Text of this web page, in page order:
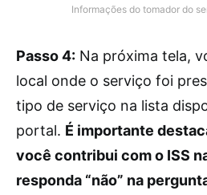
Informações do tomador do
Passo 4: Na próxima tela,
local onde o serviço foi
tipo de serviço na lista
portal. É importante
você contribui com o ISS
responda “não” na